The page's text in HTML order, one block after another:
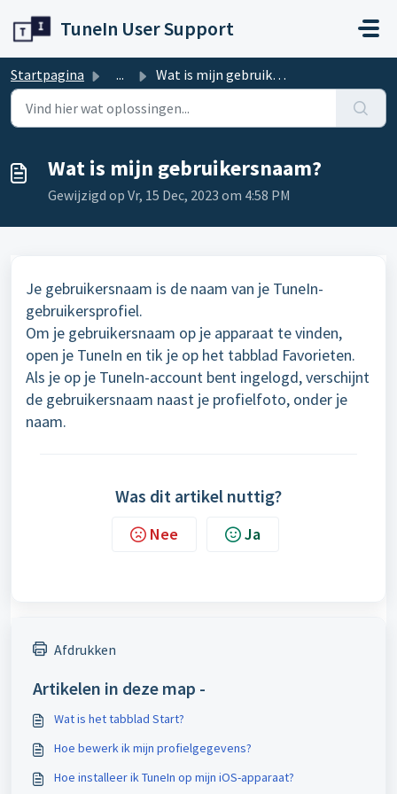
TuneIn User Support
Startpagina ... Wat is mijn gebruikersnaam?
Wat is mijn gebruikersnaam?
Gewijzigd op Vr, 15 Dec, 2023 om 4:58 PM
Je gebruikersnaam is de naam van je TuneIn-
gebruikersprofiel.
Om je gebruikersnaam op je apparaat te vinden,
open je TuneIn en tik je op het tabblad Favorieten.
Als je op je TuneIn-account bent ingelogd, verschijnt
de gebruikersnaam naast je profielfoto, onder je
naam.
Was dit artikel nuttig?
Nee Ja
Afdrukken
Artikelen in deze map -
Wat is het tabblad Start?
Hoe bewerk ik mijn profielgegevens?
Hoe installeer ik TuneIn op mijn iOS-apparaat?